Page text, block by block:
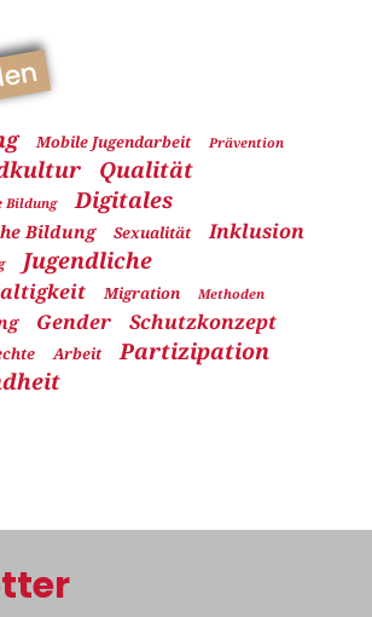
Mobile Jugendarbeit Prävention
Qualität
Bildung Digitales
Bildung Sexualität Inklusion
Jugendliche
Migration Methoden
Gender Schutzkonzept
Arbeit
Partizipation